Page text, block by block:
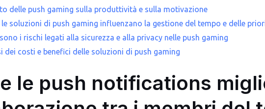
delle push gaming sulla produttività e sulla motivazione
le soluzioni di push gaming influenzano la gestione del tempo e delle
i rischi legati alla sicurezza e alla privacy nelle push gaming
dei costi e benefici delle soluzioni di push gaming
le push notifications